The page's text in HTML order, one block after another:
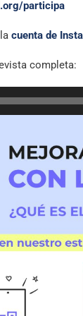
participa
cuenta de
completa: